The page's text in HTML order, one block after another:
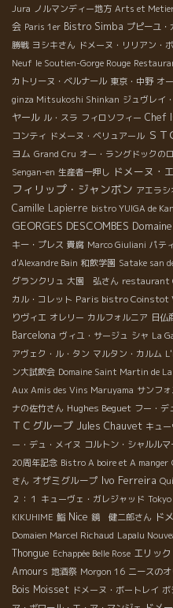
Jura ノルマンディー地方 Arts et
会 Paris 1er Bistro Simba プピーユ
勝戦 ヨシキさん ドメーヌ・リリアン・
Neuf le Soutien-Gorge Rouge
カトリーヌ・ベルナール 東京・中野 オ
ginza Mitsukoshi Shinkan ジュヴレイ
ヤール ル・スラ フィロソフィー Chef
コンティ ドメーヌ・ベリュアール ＳＴ
ヨム Grand Cru オー・ラングドックの
Sengan-en 生産者一押し ドメーヌ・
フィリップ・ジャンボン アエラシ
Camille Lapierre bistro YUIGA de
GEORGES DESCOMBES
キー・プレス 貴腐 Marco Giuliani パテ
d'Alexandre Bain 和飲学園 Satake san
グランクリュ 大園 弘さん restaurant
カル・コレット Paris bistro Coinstot
りヴィエ オレリー カルフォルニア 日仏
Barcelona ヴィユ・サージュ シャ La
アヴェク・ル・タン マルタン・カルム
ン大試飲会 Domaine Saint Martin de
Aux Amis des Vins Maruyama サンフ
ナの佐竹さん Hughes Beguet フー・デ
ＴＣグループ Jules Chauvet キュ
ー・デュ・メイヌ コルトン・シャルルマ
20周年記念 Bistro A boire et A manger
さん オザミグループ Ivo Ferreira
２：１ キューヴェ・ガレジャッド
KIKUHIME 鮨 Nice 鏡 健二郎さん ド
Domaien Marcel Richaud Lapalu
Thongue Echappée Belle Rose エリッ
Amours 地酒祭 Morgon 16 ニースの
Bois Moisset ドメーヌ・ボートレイ